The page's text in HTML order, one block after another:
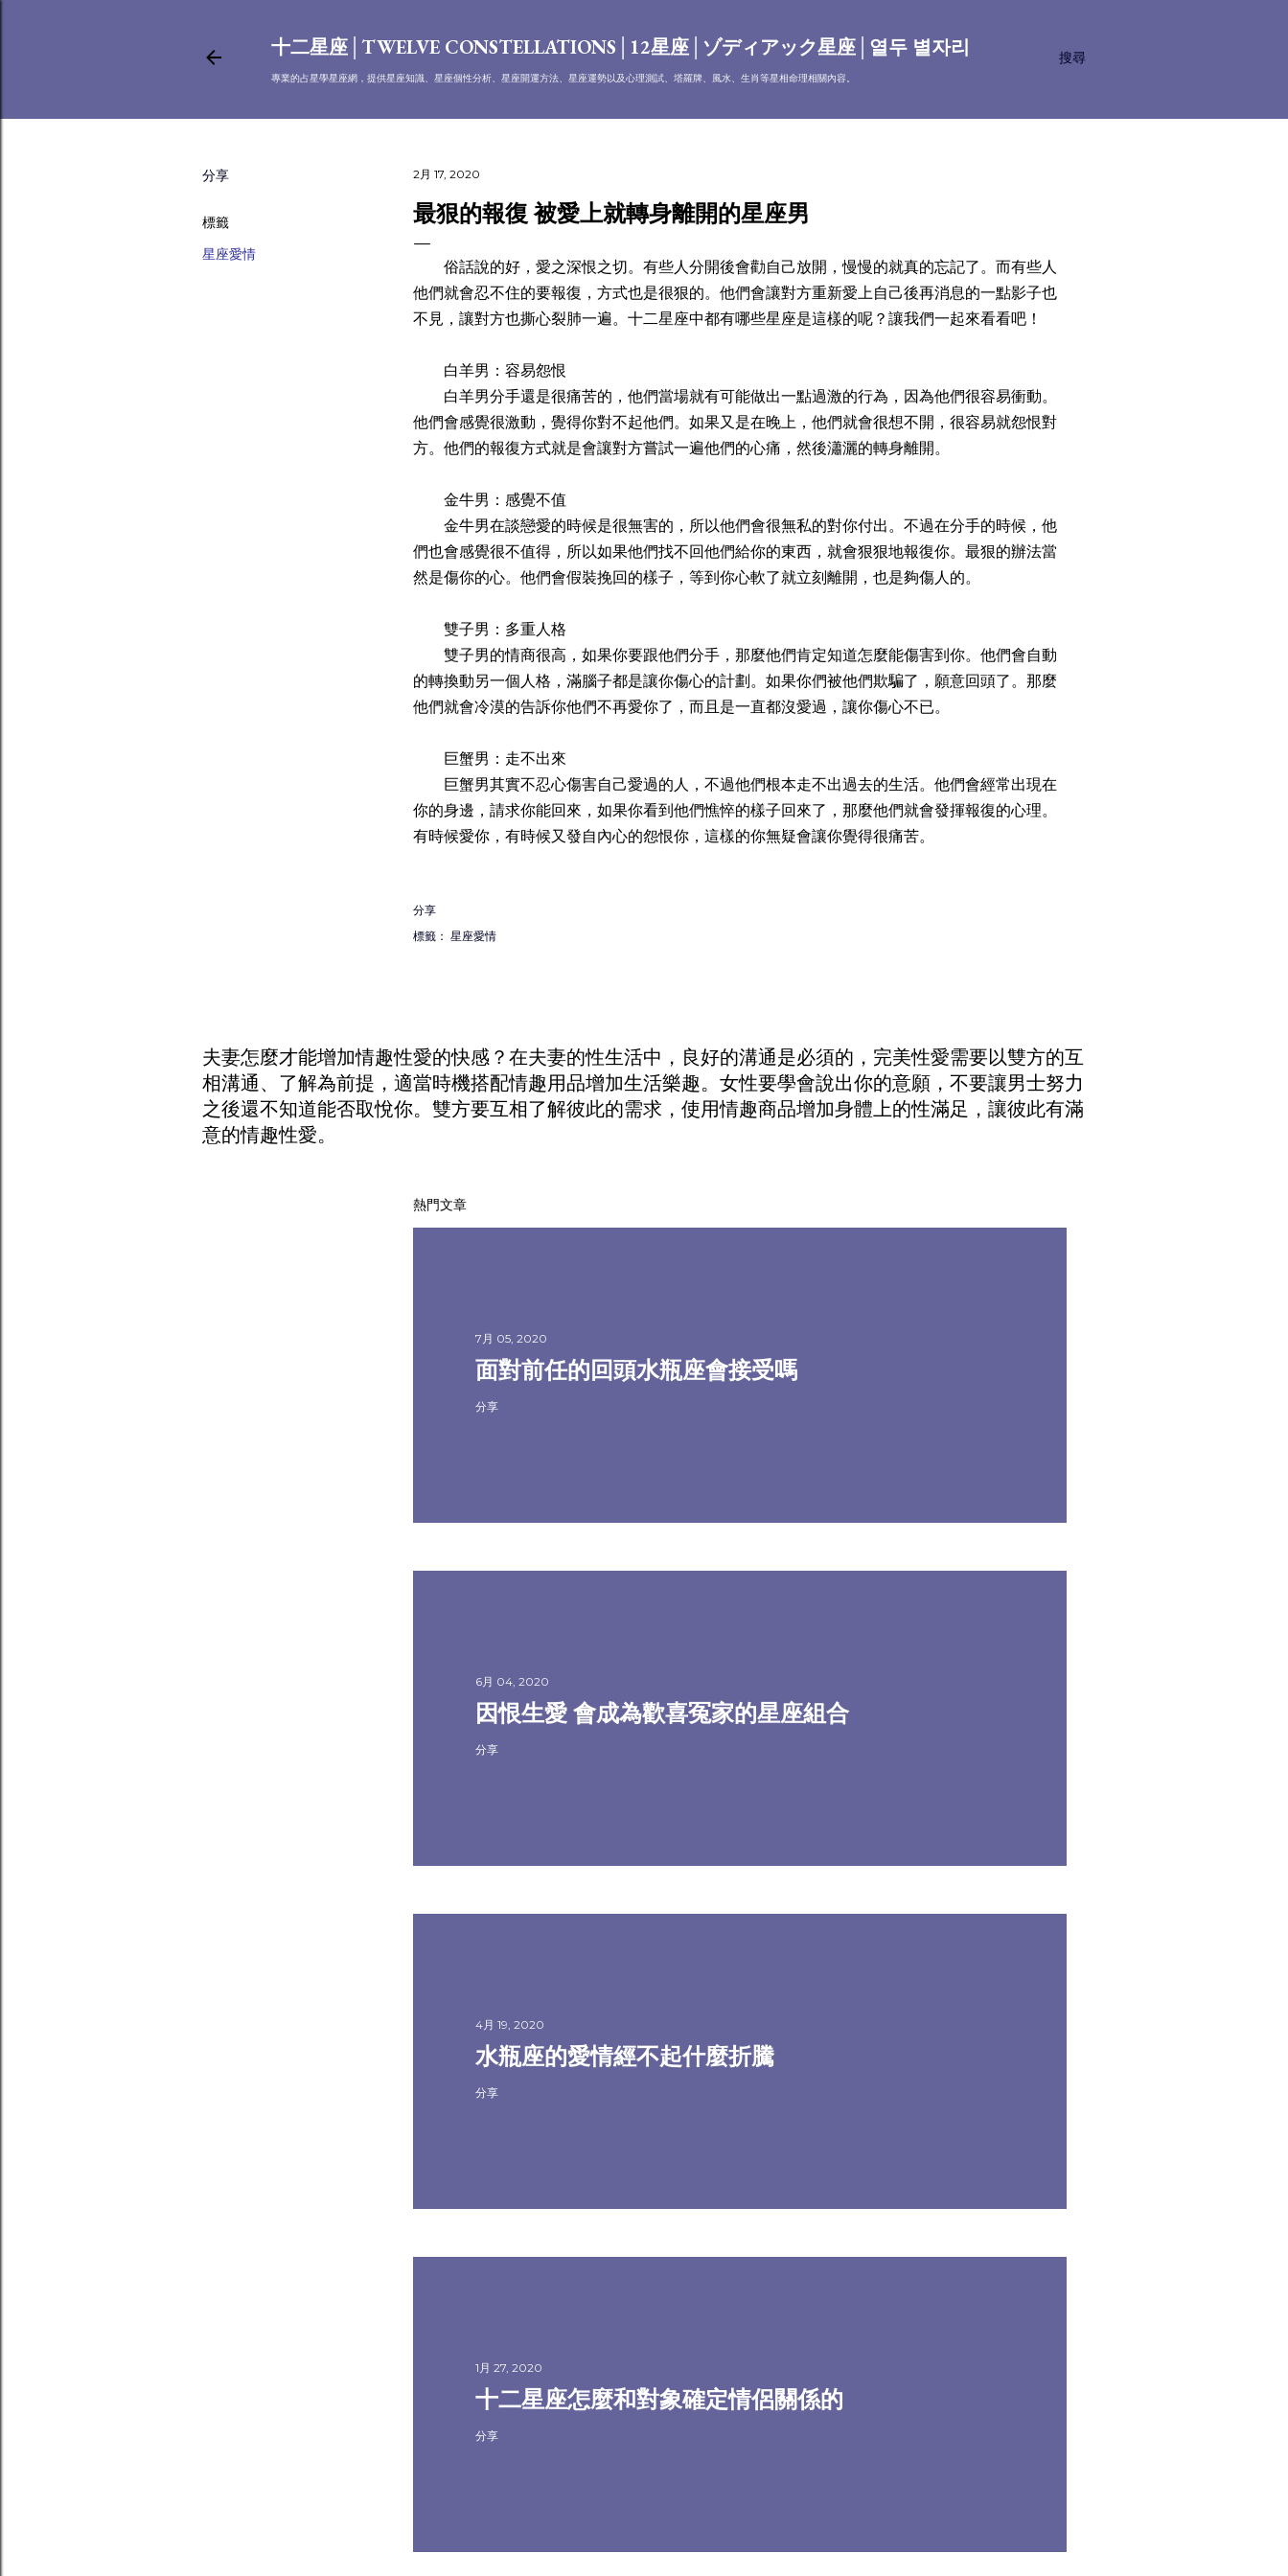
搜尋
十二星座│TWELVE CONSTELLATIONS│12星座│ゾディアック星座│열두 별자리
專業的占星學星座網，提供星座知識、星座個性分析、星座開運方法、星座運勢以及心理測試、塔羅牌、風水、生肖等星相命理相關內容。
分享
標籤
星座愛情
2月 17, 2020
最狠的報復 被愛上就轉身離開的星座男
俗話說的好，愛之深恨之切。有些人分開後會勸自己放開，慢慢的就真的忘記了。而有些人
他們就會忍不住的要報復，方式也是很狠的。他們會讓對方重新愛上自己後再消息的一點影子也
不見，讓對方也撕心裂肺一遍。十二星座中都有哪些星座是這樣的呢？讓我們一起來看看吧！
白羊男：容易怨恨
白羊男分手還是很痛苦的，他們當場就有可能做出一點過激的行為，因為他們很容易衝動。
他們會感覺很激動，覺得你對不起他們。如果又是在晚上，他們就會很想不開，很容易就怨恨對
方。他們的報復方式就是會讓對方嘗試一遍他們的心痛，然後瀟灑的轉身離開。
金牛男：感覺不值
金牛男在談戀愛的時候是很無害的，所以他們會很無私的對你付出。不過在分手的時候，他
們也會感覺很不值得，所以如果他們找不回他們給你的東西，就會狠狠地報復你。最狠的辦法當
然是傷你的心。他們會假裝挽回的樣子，等到你心軟了就立刻離開，也是夠傷人的。
雙子男：多重人格
雙子男的情商很高，如果你要跟他們分手，那麼他們肯定知道怎麼能傷害到你。他們會自動
的轉換動另一個人格，滿腦子都是讓你傷心的計劃。如果你們被他們欺騙了，願意回頭了。那麼
他們就會冷漠的告訴你他們不再愛你了，而且是一直都沒愛過，讓你傷心不已。
巨蟹男：走不出來
巨蟹男其實不忍心傷害自己愛過的人，不過他們根本走不出過去的生活。他們會經常出現在
你的身邊，請求你能回來，如果你看到他們憔悴的樣子回來了，那麼他們就會發揮報復的心理。
有時候愛你，有時候又發自內心的怨恨你，這樣的你無疑會讓你覺得很痛苦。
分享
標籤： 星座愛情
夫妻怎麼才能增加情趣性愛的快感？在夫妻的性生活中，良好的溝通是必須的，完美性愛需要以雙方的互
相溝通、了解為前提，適當時機搭配情趣用品增加生活樂趣。女性要學會說出你的意願，不要讓男士努力
之後還不知道能否取悅你。雙方要互相了解彼此的需求，使用情趣商品增加身體上的性滿足，讓彼此有滿
意的情趣性愛。
熱門文章
7月 05, 2020
面對前任的回頭水瓶座會接受嗎
分享
6月 04, 2020
因恨生愛 會成為歡喜冤家的星座組合
分享
4月 19, 2020
水瓶座的愛情經不起什麼折騰
分享
1月 27, 2020
十二星座怎麼和對象確定情侶關係的
分享